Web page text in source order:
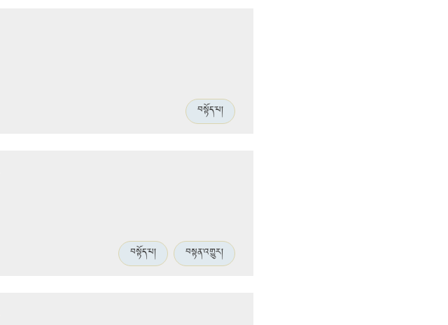
བསྟོད་པ།
བསྟོད་པ། བསྟན་འགྱུར།